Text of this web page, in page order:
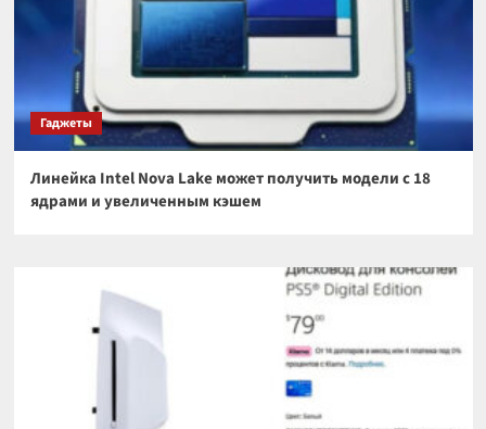
Гаджеты
Линейка Intel Nova Lake может получить модели с 18
ядрами и увеличенным кэшем